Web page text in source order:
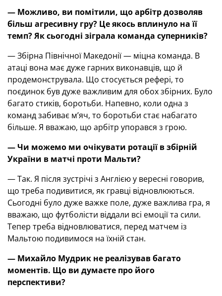
— Можливо, ви помітили, що арбітр дозволяв
більш агресивну гру? Це якось вплинуло на її
темп? Як сьогодні зіграла команда суперників?
— Збірна Північної Македонії — міцна команда. В
атаці вона має дуже гарних виконавців, що й
продемонструвала. Що стосується рефері, то
поєдинок був дуже важливим для обох збірних. Було
багато стиків, боротьби. Напевно, коли одна з
команд забиває м’яч, то боротьби стає набагато
більше. Я вважаю, що арбітр упорався з грою.
— Чи можемо ми очікувати ротації в збірній
України в матчі проти Мальти?
— Так. Я після зустрічі з Англією у вересні говорив,
що треба подивитися, як гравці відновлюються.
Сьогодні було дуже важке поле, дуже важлива гра, я
вважаю, що футболісти віддали всі емоції та сили.
Тепер треба відновлюватися, перед матчем із
Мальтою подивимося на їхній стан.
— Михайло Мудрик не реалізував багато
моментів. Що ви думаєте про його
перспективи?